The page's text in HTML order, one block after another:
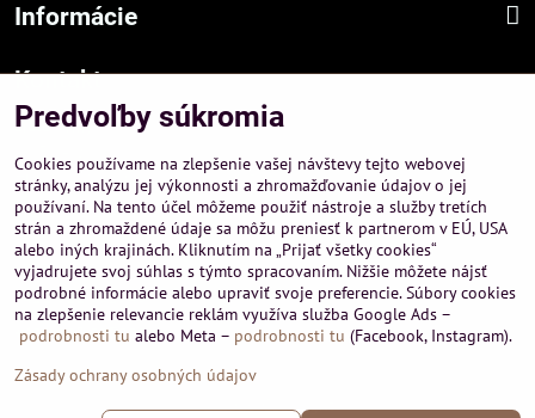
Informácie
Kontakt
Sídlo firmy :
Hurbanová 3807/21, 03601 Martin
Prevádzka a obchodné informácie :
A-PEMA, s.r.o.
Severná 14, 03601 Martin
+421 911 532545
+421 903 807209
©2026Copyright
Predvoľby súkromia
Cookies používame na zlepšenie vašej návštevy tejto webovej
stránky, analýzu jej výkonnosti a zhromažďovanie údajov o jej
používaní. Na tento účel môžeme použiť nástroje a služby tretích
strán a zhromaždené údaje sa môžu preniesť k partnerom v EÚ, USA
alebo iných krajinách. Kliknutím na „Prijať všetky cookies“
vyjadrujete svoj súhlas s týmto spracovaním. Nižšie môžete nájsť
podrobné informácie alebo upraviť svoje preferencie. Súbory cookies
na zlepšenie relevancie reklám využíva služba Google Ads –
podrobnosti tu alebo Meta – podrobnosti tu (Facebook, Instagram).
Zásady ochrany osobných údajov